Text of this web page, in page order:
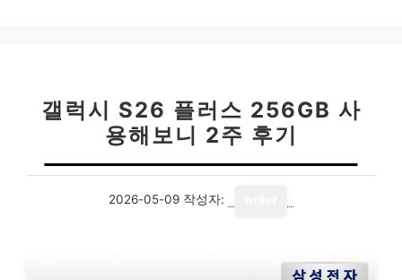
갤럭시 S26 플러스 256GB 사
용해보니 2주 후기
2026-05-09 작성자: